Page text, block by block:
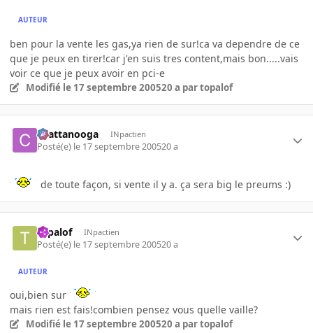
AUTEUR
ben pour la vente les gas,ya rien de sur!ca va dependre de ce
que je peux en tirer!car j'en suis tres content,mais bon.....vais
voir ce que je peux avoir en pci-e
Modifié le 17 septembre 200520 a par topalof
chattanooga INpactien
Posté(e) le 17 septembre 200520 a
de toute façon, si vente il y a. ça sera big le preums :)
topalof INpactien
Posté(e) le 17 septembre 200520 a
AUTEUR
oui,bien sur
mais rien est fais!combien pensez vous quelle vaille?
Modifié le 17 septembre 200520 a par topalof